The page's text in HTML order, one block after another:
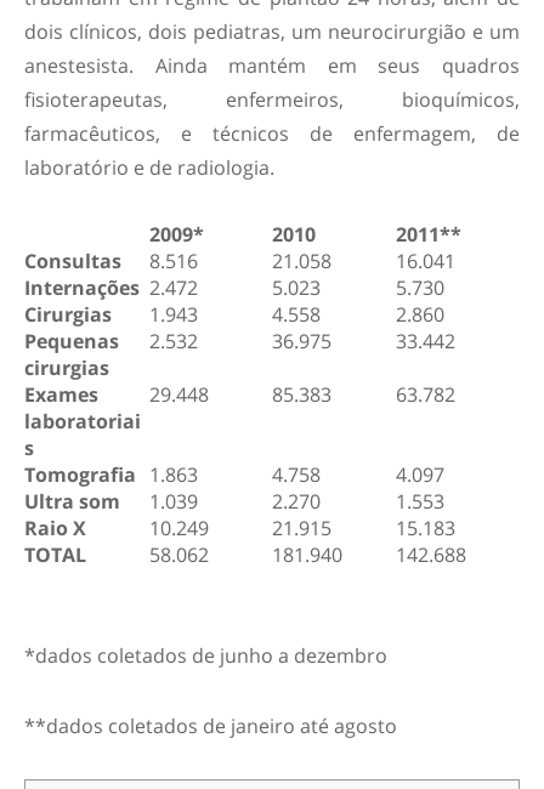
dois clínicos, dois pediatras, um neurocirurgião e um
anestesista. Ainda mantém em seus quadros
fisioterapeutas, enfermeiros, bioquímicos,
farmacêuticos, e técnicos de enfermagem, de
laboratório e de radiologia.
2009* 2010
2011**
Consultas
8.516 21.058
16.041
Internações 2.472 5.023
5.730
Cirurgias
1.943 4.558
2.860
Pequenas
cirurgias
2.532 36.975
33.442
Exames
laboratoriai
s
29.448 85.383 63.782
Tomografia 1.863 4.758
4.097
Ultra som
1.039 2.270
1.553
Raio X
10.249 21.915
15.183
TOTAL
58.062 181.940 142.688
*dados coletados de junho a dezembro
**dados coletados de janeiro até agosto